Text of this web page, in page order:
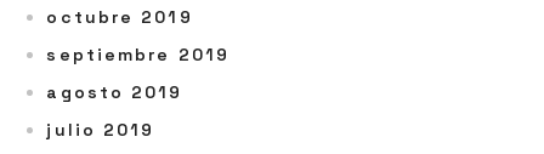
octubre 2019
septiembre 2019
agosto 2019
julio 2019